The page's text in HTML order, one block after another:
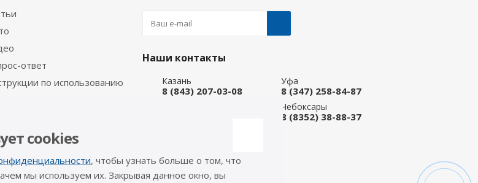
ответ
по использованию
производителя
Наши контакты
Казань
8 (843) 207-03-08
Уфа
8 (347) 258-84-87
Чебоксары
8 (8352) 38-88-37
info@a-pricep.ru
cookies
, чтобы узнать больше о том, что
мы используем их. Закрывая данное окно, вы